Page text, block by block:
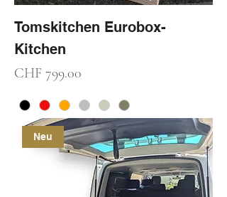
Tomskitchen Eurobox-
Kitchen
Preis
CHF 799.00
Neu